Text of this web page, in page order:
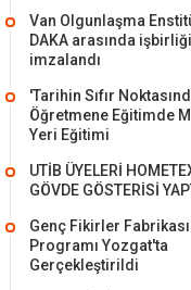
Van Olgunlaşma
DAKA arasında
imzalandı
'Tarihin Sıfır
Öğretmene Eğitimde
Yeri Eğitimi
UTİB ÜYELERİ
GÖVDE GÖSTERİSİ
Genç Fikirler Fabrikası
Programı Yozgat'ta
Gerçekleştirildi
Bilim İnsanı Tosun
Saygı..
ÖZDEMİR
BULUZ